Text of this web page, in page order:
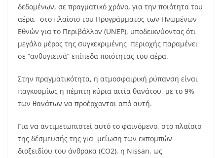
δεδομένων, σε πραγματικό χρόνο, για την ποιότητα του
αέρα, στο πλαίσιο του Προγράμματος των Ηνωμένων
Εθνών για το Περιβάλλον (UNEP), υποδεικνύοντας ότι
μεγάλο μέρος της συγκεκριμένης περιοχής παραμένει
σε “ανθυγιεινά” επίπεδα ποιότητας του αέρα.
Στην πραγματικότητα, η ατμοσφαιρική ρύπανση είναι
παγκοσμίως η πέμπτη κύρια αιτία θανάτου, με το 9%
των θανάτων να προέρχονται από αυτή.
Για να αντιμετωπιστεί αυτό το φαινόμενο, στο πλαίσιο
της δέσμευσής της για μείωση των εκπομπών
διοξειδίου του άνθρακα (CO2), η Nissan, ως